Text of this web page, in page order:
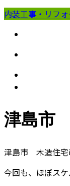
内装工事・リフ
津島市
津島市 木造住宅
今回も、ほぼス